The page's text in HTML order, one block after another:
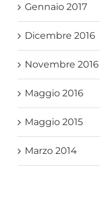
Gennaio 2017
Dicembre 2016
Novembre 2016
Maggio 2016
Maggio 2015
Marzo 2014